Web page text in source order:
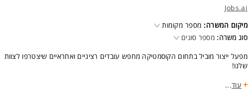
Jobs.ai
מיקום המשרה: מספר מקומות
סוג משרה: מספר סוגים
מפעל ייצור מוביל בתחום הקוסמטיקה מחפש עובדים רציניים ואחראיים שיצטרפו לצוות
שלנו!
פרטי המשרה:
עוד...